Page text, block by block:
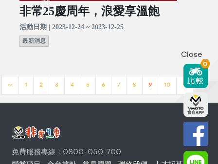
非常25慶周年，浪愛享溫飽
活動日期 | 2023-12-24 ~ 2023-12-25
最新消息
<< 1 2 3 4 5 6 7 8 9 10 >>
免費服務專線：0800-050-700
Close
0